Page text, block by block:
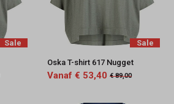
Sale Sale
Oska T-shirt 617 Nugget
Vanaf € 53,40 € 89,00